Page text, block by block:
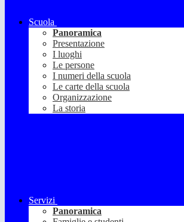
Scuola
Panoramica
Presentazione
I luoghi
Le persone
I numeri della scuola
Le carte della scuola
Organizzazione
La storia
Servizi
Panoramica